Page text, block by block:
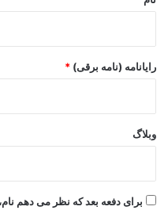
رایانامه (نامه برقی) *
وبلاگ
برای دفعه بعد که نظر می دهم